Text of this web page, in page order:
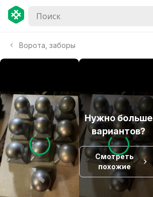
Ворота, заборы
Нужно больше
вариантов?
Смотреть
похожие